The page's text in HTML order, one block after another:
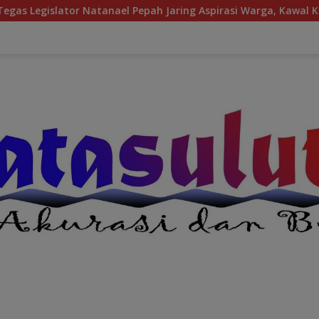
Pepah Jaring Aspirasi Warga, Kawal Krisis Air Bersih